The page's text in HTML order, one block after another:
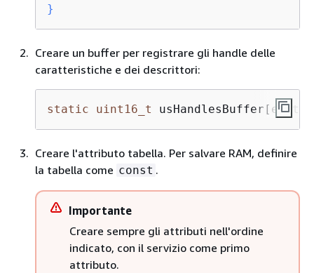
}
Creare un buffer per registrare gli handle delle
caratteristiche e dei descrittori:
static uint16_t
Creare l'attributo tabella. Per salvare RAM, definire
la tabella come const .
Importante
Creare sempre gli attributi nell'ordine
indicato, con il servizio come primo
attributo.